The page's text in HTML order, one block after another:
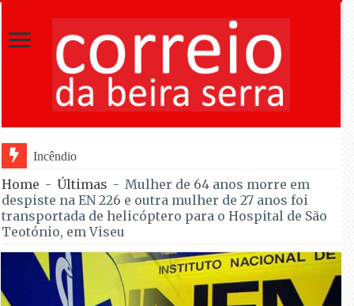
Incêndio em Fornos de Algodres reacende a
Home - Últimas - Mulher de 64 anos morre em
despiste na EN 226 e outra mulher de 27 anos foi
transportada de helicóptero para o Hospital de São
Teotónio, em Viseu